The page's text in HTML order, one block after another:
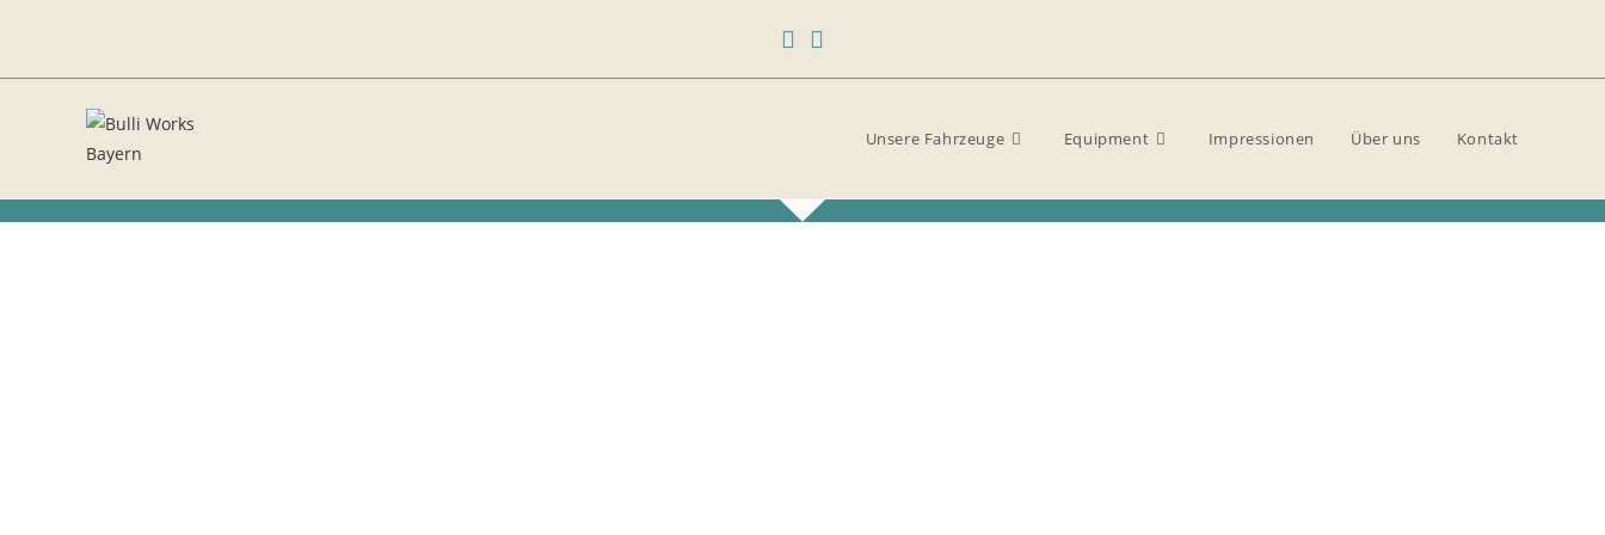
Unsere Fahrzeuge Equipment Impressionen Über uns Kontakt